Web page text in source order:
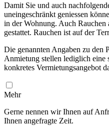
Damit Sie und auch
uneingeschränkt geniessen
in der Wohnung. Auch Rauchen
gestattet. Rauchen ist auf der
Die genannten Angaben zu den
Anmietung stellen lediglich eine
konkretes Vermietungsangebot
Mehr
Gerne nennen wir Ihnen auf
Ihnen angefragte Zeit.